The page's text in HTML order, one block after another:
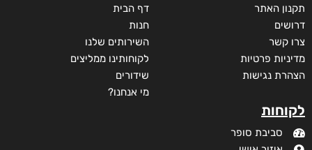
תקנון האתר
דרושים
צרו קשר
מדיניות פרטיות
הצהרת נגישות
לקוחות
סביבת סופר
דף הבית
חנות
השירותים שלנו
לקוחותינו ממליצים
שידורים
מי אנחנו?